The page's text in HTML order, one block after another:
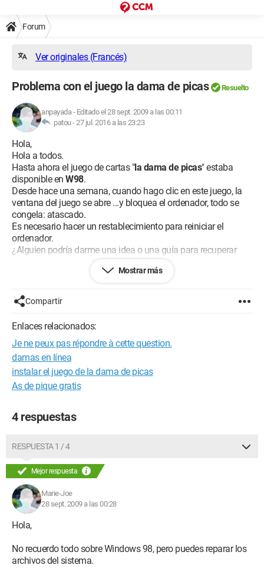
Forum
Ver originales (Francés)
Problema con el juego la dama de picas Resuelto
anpayada- Editado el 28 sept. 2009 a las 00:11
patou -27 jul. 2016 a las 23:23
Hola,
Hola a todos.
Hasta ahora el juego de cartas "la dama de picas" estaba
disponible en W98.
Desde hace una semana, cuando hago clic en este juego, la
ventana del juego se abre ...y bloquea el ordenador, todo se
congela: atascado.
Es necesario hacer un restablecimiento para reiniciar el
ordenador.
¿Alguien podría darme una idea o una guía para recuperar
¡Incluso a mis 65 años me venía muy bien!
Amistosamente
Daniel
Mostrar más
Compartir
Enlaces relacionados:
Je ne peux pas répondre à cette question.
damas en línea
instalar el juego de la dama de picas
As de pique gratis
4 respuestas
RESPUESTA 1 / 4
Mejor respuesta
Marie-Joe
28 sept. 2009 a las 00:28
Hola,
No recuerdo todo sobre Windows 98, pero puedes reparar los
archivos del sistema.